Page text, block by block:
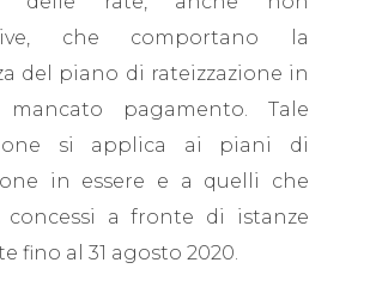
che comportano la
del piano di rateizzazione in
pagamento. Tale
si applica ai piani di
in essere e a quelli che
concessi a fronte di istanze
fino al 31 agosto 2020.